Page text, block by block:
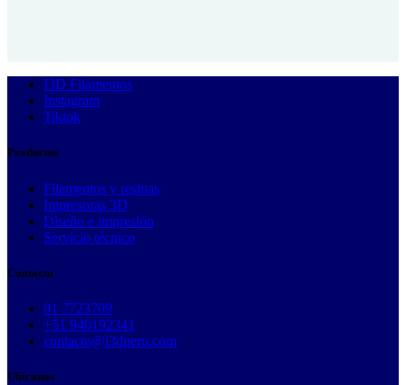
I3D Filamentos
Instagram
Tiktok
Productos
Filamentos y resinas
Impresoras 3D
Diseño e impresión
Servicio técnico
Contacto
01 7723709
+51 940192341
contacto@i3dperu.com
Ubícanos